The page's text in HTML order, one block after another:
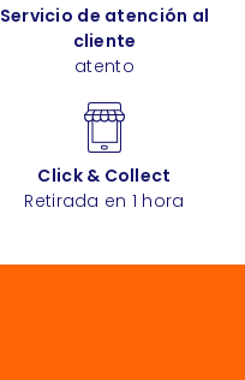
Servicio de atención al
cliente
atento
Click & Collect
Retirada en 1 hora